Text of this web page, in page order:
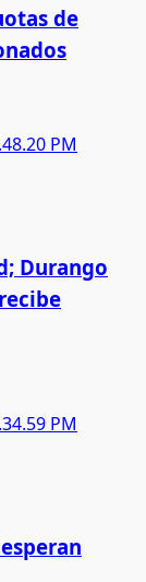
de
Durango